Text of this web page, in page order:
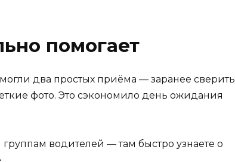
помогает
два простых приёма — заранее сверить
фото. Это сэкономило день ожидания
водителей — там быстро узнаете о